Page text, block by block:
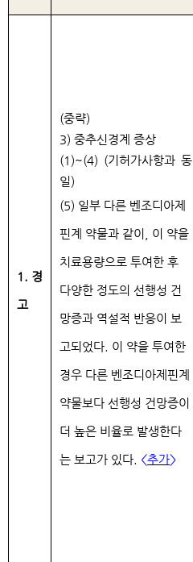
1. 경
고
(중략)
3) 중추신경계 증상
(1)~(4) (기허가사항과 동
일)
(5) 일부 다른 벤조디아제
핀계 약물과 같이, 이 약을
치료용량으로 투여한 후
다양한 정도의 선행성 건
망증과 역설적 반응이 보
고되었다. 이 약을 투여한
경우 다른 벤조디아제핀계
약물보다 선행성 건망증이
더 높은 비율로 발생한다
는 보고가 있다. <추가>